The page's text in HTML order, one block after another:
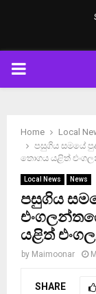
PRIMARY
Home
Local
පසුගිය සමයේ
තොගය යළිත්
Local News News
පසුගිය
යළිත්
by Maimoonar
SHARE